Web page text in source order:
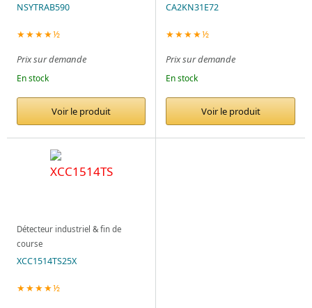
NSYTRAB590
★★★★½
Prix sur demande
En stock
Voir le produit
CA2KN31E72
★★★★½
Prix sur demande
En stock
Voir le produit
Détecteur industriel & fin de
course
XCC1514TS25X
★★★★½